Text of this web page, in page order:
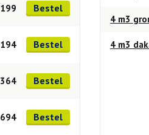
199 Bestel
194 Bestel
364 Bestel
694 Bestel
4 m3
4 m3